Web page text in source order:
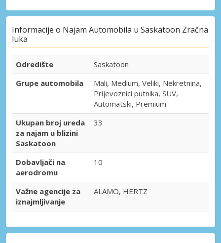
Informacije o Najam Automobila u Saskatoon Zračna
luka
Odredište
Saskatoon
Grupe automobila
Mali, Medium, Veliki, Nekretnina,
Prijevoznici putnika, SUV,
Automatski, Premium.
Ukupan broj ureda
za najam u blizini
Saskatoon
33
Dobavljači na
aerodromu
10
Važne agencije za
iznajmljivanje
ALAMO, HERTZ